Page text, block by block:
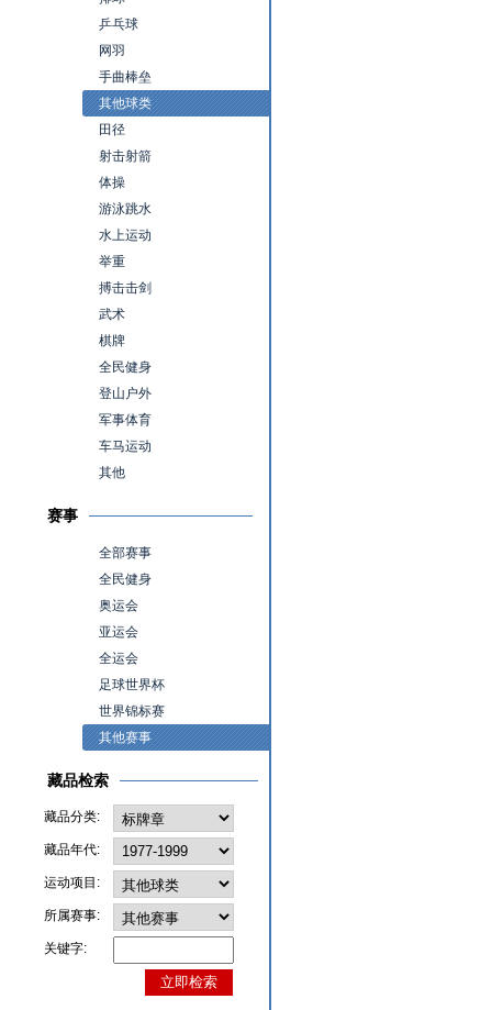
乒乓球
网羽
手曲棒垒
其他球类
田径
射击射箭
体操
游泳跳水
水上运动
举重
搏击击剑
武术
棋牌
全民健身
登山户外
军事体育
车马运动
其他
赛事
全部赛事
全民健身
奥运会
亚运会
全运会
足球世界杯
世界锦标赛
其他赛事
藏品检索
藏品分类:
藏品年代:
运动项目:
所属赛事:
关键字: